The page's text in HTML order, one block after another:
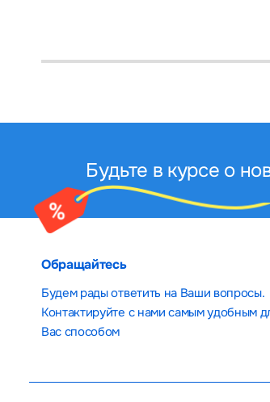
Будьте в курсе о
Обращайтесь
Будем рады ответить на Ваши вопросы.
Контактируйте с нами самым удобным
Вас способом